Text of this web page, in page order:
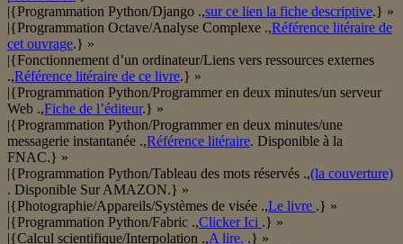
|{Programmation Python/Django .,sur ce lien la fiche descriptive.} »
|{Programmation Octave/Analyse Complexe .,Référence litéraire de
cet ouvrage.} »
|{Fonctionnement d’un ordinateur/Liens vers ressources externes
.,Référence litéraire de ce livre.} »
|{Programmation Python/Programmer en deux minutes/un serveur
Web .,Fiche de l’éditeur.} »
|{Programmation Python/Programmer en deux minutes/une
messagerie instantanée .,Référence litéraire. Disponible à la
FNAC.} »
|{Programmation Python/Tableau des mots réservés .,(la couverture)
. Disponible Sur AMAZON.} »
|{Photographie/Appareils/Systèmes de visée .,Le livre .} »
|{Programmation Python/Fabric .,Clicker Ici .} »
|{Calcul scientifique/Interpolation .,A lire. .} »